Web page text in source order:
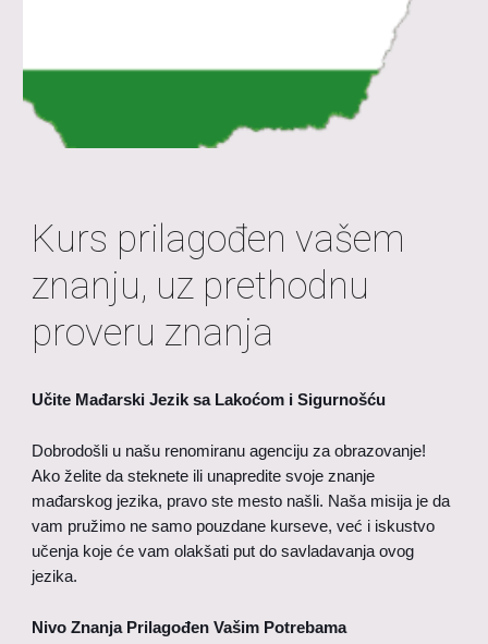
Kurs prilagođen vašem
znanju, uz prethodnu
proveru znanja
Učite Mađarski Jezik sa Lakoćom i Sigurnošću
Dobrodošli u našu renomiranu agenciju za obrazovanje!
Ako želite da steknete ili unapredite svoje znanje
mađarskog jezika, pravo ste mesto našli. Naša misija je da
vam pružimo ne samo pouzdane kurseve, već i iskustvo
učenja koje će vam olakšati put do savladavanja ovog
jezika.
Nivo Znanja Prilagođen Vašim Potrebama